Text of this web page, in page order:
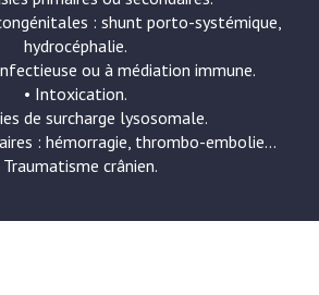
: shunt porto-systémique,
hydrocéphalie.
ou à médiation immune.
• Intoxication.
de surcharge lysosomale.
: hémorragie, thrombo-embolie…
Traumatisme crânien.